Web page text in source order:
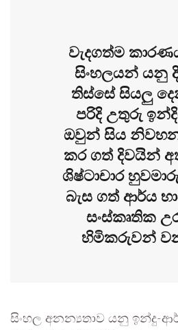
වැදගත්ම
සිංහලයන් යනු
තිස්සේ සියලු
පරිදි උතුරු
ඔවුන් සිය
කර ගත් දිවයින්
ශිෂ්ටාචාර
බැස ගත් ආර්ය
සංස්කෘතික
හිමිකරුවන්
සිංහල අනන්‍යතාව යනු ඉන්දු-